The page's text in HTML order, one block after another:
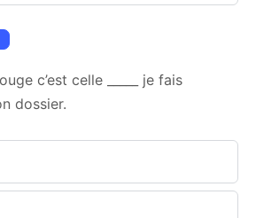
c’est celle _____ je fais
dossier.